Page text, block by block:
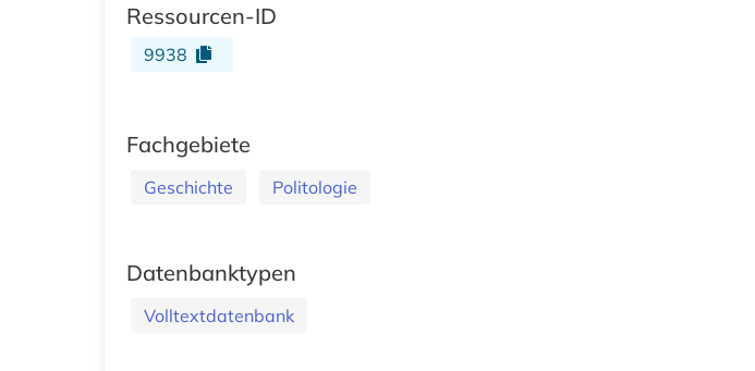
Ressourcen-ID
9938
Fachgebiete
Geschichte Politologie
Datenbanktypen
Volltextdatenbank